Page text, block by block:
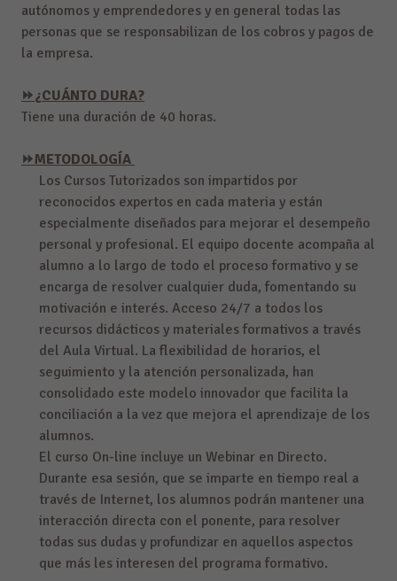
autónomos y emprendedores y en general todas las
personas que se responsabilizan de los cobros y pagos de
la empresa.
⏩¿CUÁNTO DURA?
Tiene una duración de 40 horas.
⏩METODOLOGÍA
Los Cursos Tutorizados son impartidos por
reconocidos expertos en cada materia y están
especialmente diseñados para mejorar el desempeño
personal y profesional. El equipo docente acompaña al
alumno a lo largo de todo el proceso formativo y se
encarga de resolver cualquier duda, fomentando su
motivación e interés. Acceso 24/7 a todos los
recursos didácticos y materiales formativos a través
del Aula Virtual. La flexibilidad de horarios, el
seguimiento y la atención personalizada, han
consolidado este modelo innovador que facilita la
conciliación a la vez que mejora el aprendizaje de los
alumnos.
El curso On-line incluye un Webinar en Directo.
Durante esa sesión, que se imparte en tiempo real a
través de Internet, los alumnos podrán mantener una
interacción directa con el ponente, para resolver
todas sus dudas y profundizar en aquellos aspectos
que más les interesen del programa formativo.